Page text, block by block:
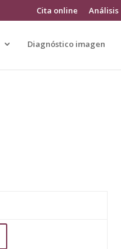
Cita online Análisis
Diagnóstico imagen